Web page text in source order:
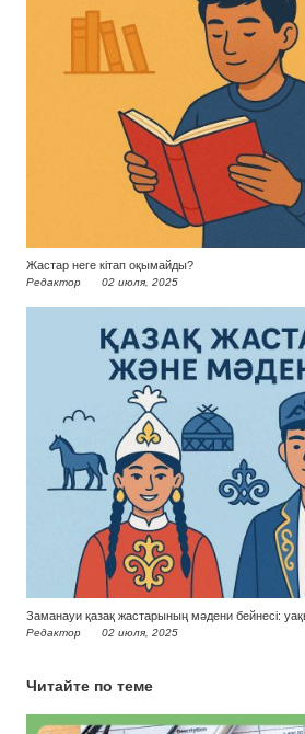
Жастар неге кітап оқымайды?
Редактор 02 июля, 2025
Заманауи қазақ жастарының мәдени бейнесі:
Редактор 02 июля, 2025
Читайте по теме